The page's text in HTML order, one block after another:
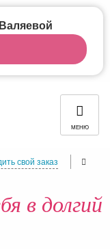
МЕНЮ
свой заказ
в долгий